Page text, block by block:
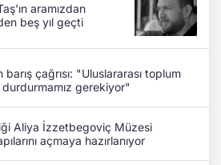
aramızdan
beş yıl geçti
çağrısı: "Uluslararası toplum
gerekiyor"
Aliya İzzetbegoviç Müzesi
açmaya hazırlanıyor